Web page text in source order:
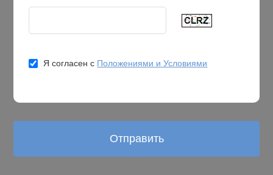
Я согласен с Положениями и Условиями